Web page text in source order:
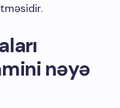
nəyə